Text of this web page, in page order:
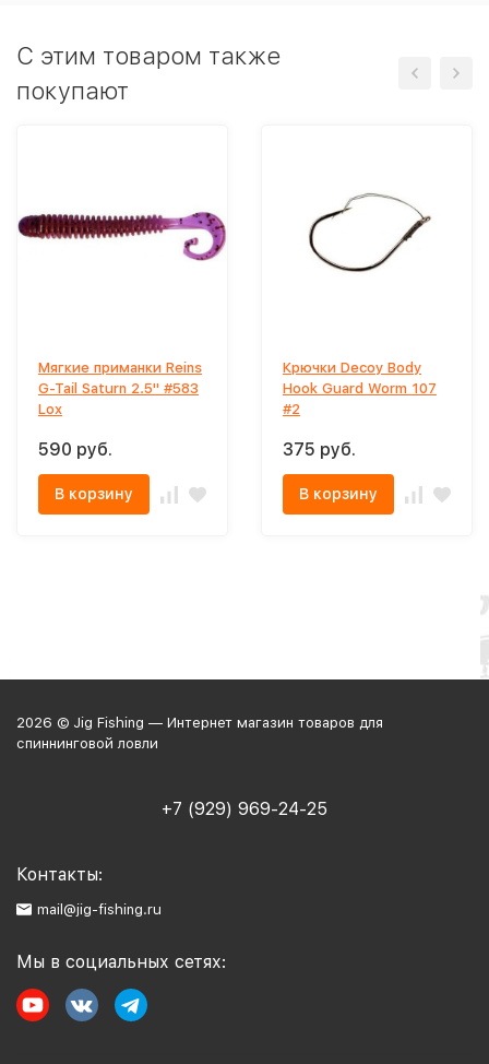
C этим товаром также
покупают
Мягкие приманки Reins
G-Tail Saturn 2.5" #583
Lox
590 руб.
В корзину
Крючки Decoy Body
Hook Guard Worm 107
#2
375 руб.
В корзину
2026 © Jig Fishing — Интернет магазин товаров для
спиннинговой ловли
+7 (929) 969-24-25
Контакты:
mail@jig-fishing.ru
Мы в социальных сетях: